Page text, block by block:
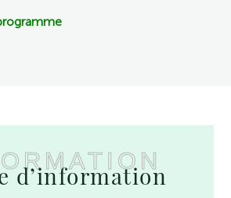
ramme
d’information